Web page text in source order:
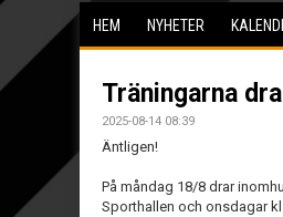
HEM NYHETER
Träningarna
2025-08-14 08:39
Äntligen!
På måndag 18/8 drar
Sporthallen och onsdagar